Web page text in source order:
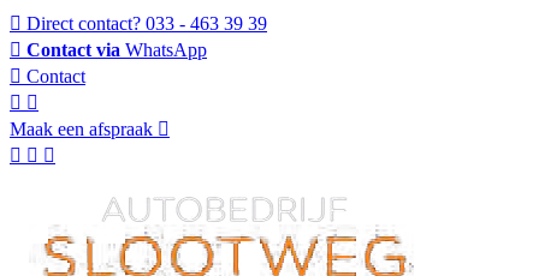
Direct contact? 033 - 463 39 39
Contact via WhatsApp
Contact
Maak een afspraak